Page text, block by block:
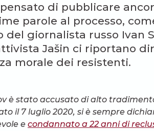
di pubblicare
parole al processo,
del giornalista russo Ivan
Jašin ci riportano
morale dei resistenti.
è stato accusato di alto
il 7 luglio 2020, si è sempre
e condannato a 22 anni di